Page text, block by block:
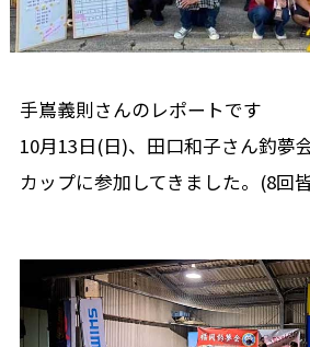
手嶌義則さんのレポートです
10月13日(日)、田口和子さん釣夢
カップに参加してきました。(8回